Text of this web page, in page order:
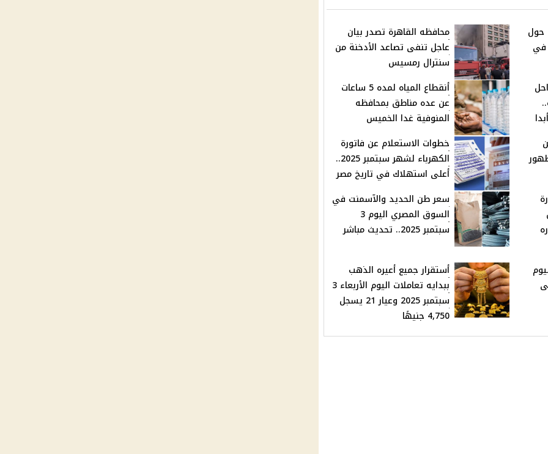
حول
في
محافظه القاهرة تصدر بيان
عاجل تنفى تصاعد الأدخنة من
سنترال رمسيس
أنقطاع المياه لمده 5 ساعات
عن عده مناطق بمحافظه
المنوفية غدا الخميس
خطوات الاستعلام عن فاتورة
الكهرباء لشهر سبتمبر 2025..
أعلى استهلاك في تاريخ مصر
سعر طن الحديد والآسمنت في
السوق المصري اليوم 3
سبتمبر 2025.. تحديث مباشر
2025 فى
أستقرار جميع أعيره الذهب
ببدايه تعاملات اليوم الأربعاء 3
سبتمبر 2025 وعيار 21 يسجل
4,750 جنيهًا